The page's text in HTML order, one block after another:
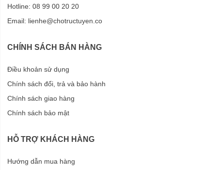
Hotline: 08 99 00 20 20
Email: lienhe@chotructuyen.co
CHÍNH SÁCH BÁN HÀNG
Điều khoản sử dụng
Chính sách đổi, trả và bảo hành
Chính sách giao hàng
Chính sách bảo mật
HỖ TRỢ KHÁCH HÀNG
Hướng dẫn mua hàng